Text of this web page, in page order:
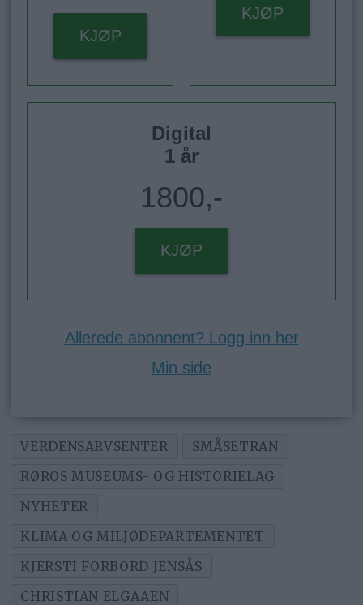
KJØP
KJØP
Digital
1 år
1800,-
KJØP
Allerede abonnent? Logg inn her
Min side
VERDENSARVSENTER
SMÅSETRAN
RØROS MUSEUMS- OG HISTORIELAG
NYHETER
KLIMA OG MILJØDEPARTEMENTET
KJERSTI FORBORD JENSÅS
CHRISTIAN ELGAAEN